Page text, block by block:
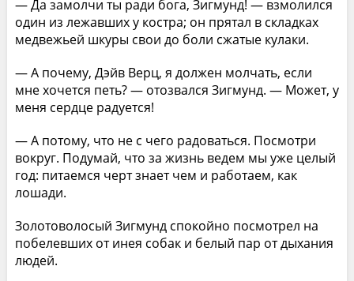
— Да замолчи ты ради бога, Зигмунд! — взмолился
один из лежавших у костра; он прятал в складках
медвежьей шкуры свои до боли сжатые кулаки.
— А почему, Дэйв Верц, я должен молчать, если
мне хочется петь? — отозвался Зигмунд. — Может, у
меня сердце радуется!
— А потому, что не с чего радоваться. Посмотри
вокруг. Подумай, что за жизнь ведем мы уже целый
год: питаемся черт знает чем и работаем, как
лошади.
Золотоволосый Зигмунд спокойно посмотрел на
побелевших от инея собак и белый пар от дыхания
людей.